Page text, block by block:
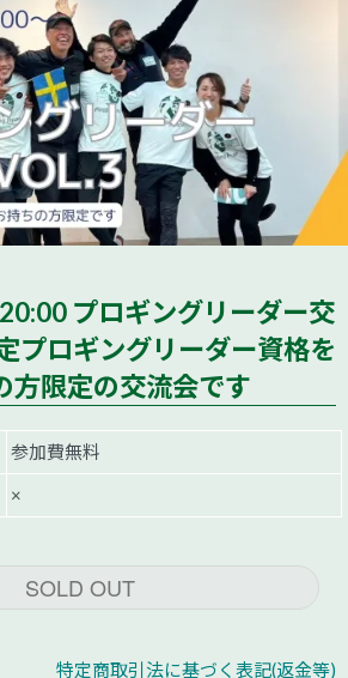
プロギングリーダー交
プロギングリーダー資格を
方限定の交流会です
参加費無料
×
SOLD OUT
特定商取引法に基づく表記(返金等)